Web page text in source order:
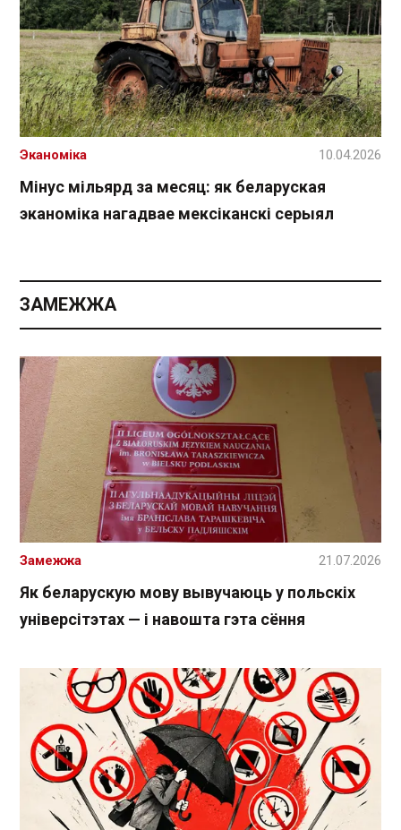
Мінус мільярд за месяц: як беларуская
эканоміка нагадвае мексіканскі серыял
Эканоміка 10.04.2026
ЗАМЕЖЖА
Як беларускую мову вывучаюць у польскіх
універсітэтах — і навошта гэта сёння
Замежжа 21.07.2026